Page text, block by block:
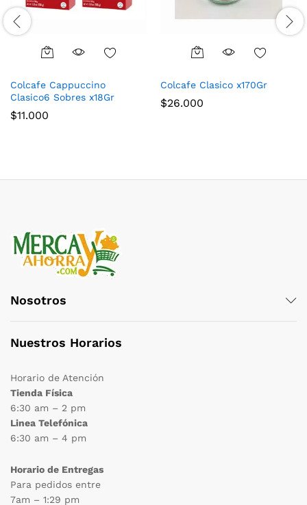
Colcafe Cappuccino
Clasico6 Sobres x18Gr
$11.000
Colcafe Clasico x170Gr
$26.000
Nosotros
Nuestros Horarios
Horario de Atención
Tienda Física
6:30 am – 2 pm
Linea Telefónica
6:30 am – 4 pm
Horario de Entregas
Para pedidos entre
7am – 1:29 pm